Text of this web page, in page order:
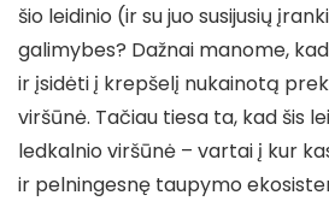
šio leidinio (ir su juo susijusių
galimybes? Dažnai manome,
ir įsidėti į krepšelį nukainotą
viršūnė. Tačiau tiesa ta, kad šis
ledkalnio viršūnė – vartai į kur
ir pelningesnę taupymo